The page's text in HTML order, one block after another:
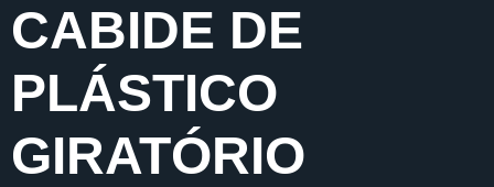
CABIDE DE
PLÁSTICO
GIRATÓRIO